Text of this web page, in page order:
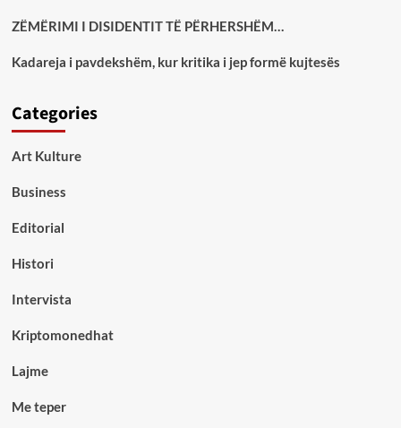
ZËMËRIMI I DISIDENTIT TË PËRHERSHËM…
Kadareja i pavdekshëm, kur kritika i jep formë kujtesës
Categories
Art Kulture
Business
Editorial
Histori
Intervista
Kriptomonedhat
Lajme
Me teper